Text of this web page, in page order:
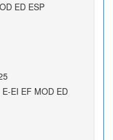
ED ESP
EI EF MOD ED